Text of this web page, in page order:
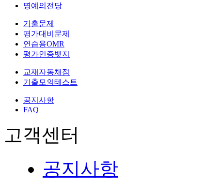
명예의전당
기출문제
평가대비문제
연습용OMR
평가인증뱃지
교재자동채점
기출모의테스트
공지사항
FAQ
고객센터
공지사항